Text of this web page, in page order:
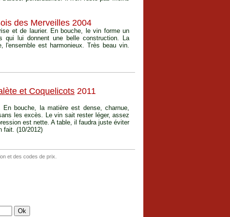
des Merveilles 2004
et de laurier. En bouche, le vin forme un
qui lui donnent une belle construction. La
l'ensemble est harmonieux. Très beau vin.
et Coquelicots 2011
bouche, la matière est dense, charnue,
les excès. Le vin sait rester léger, assez
est nette. A table, il faudra juste éviter
fait. (10/2012)
et des codes de prix.